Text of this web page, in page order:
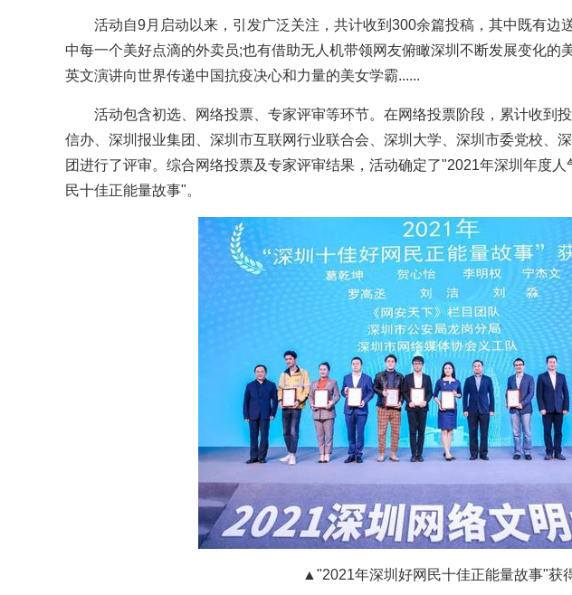
活动自9月启动以来，引发广泛关注，共计收到300余篇投稿，其中既有边
中每一个美好点滴的外卖员;也有借助无人机带领网友俯瞰深圳不断发展变化的
英文演讲向世界传递中国抗疫决心和力量的美女学霸......
活动包含初选、网络投票、专家评审等环节。在网络投票阶段，累计收到
信办、深圳报业集团、深圳市互联网行业联合会、深圳大学、深圳市委党校、
团进行了评审。综合网络投票及专家评审结果，活动确定了"2021年深圳年度
民十佳正能量故事"。
▲"2021年深圳好网民十佳正能量故事"获